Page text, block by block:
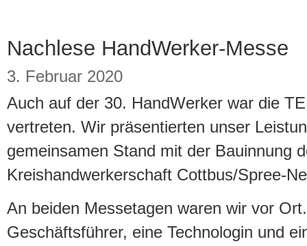
Nachlese HandWerker-Messe
3. Februar 2020
Auch auf der 30. HandWerker war die
vertreten. Wir präsentierten unser
gemeinsamen Stand mit der Bauinnung
Kreishandwerkerschaft Cottbus/Spree-
An beiden Messetagen waren wir vor
Geschäftsführer, eine Technologin und